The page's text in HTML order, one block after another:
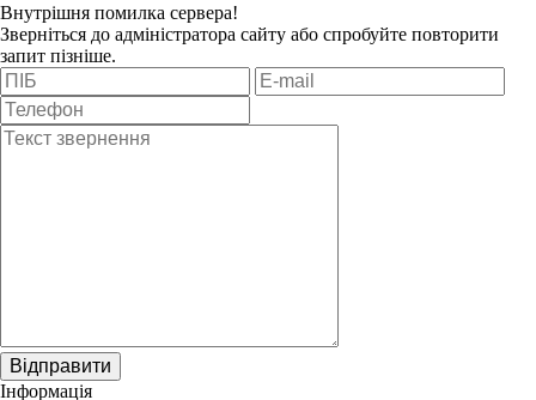
Внутрішня помилка сервера!
Зверніться до адміністратора сайту або спробуйте повторити
запит пізніше.
Відправити
Інформація